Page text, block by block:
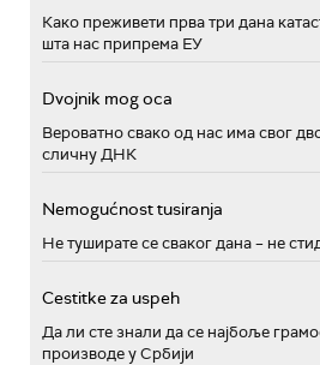
Како преживети прва три дана
шта нас припрема ЕУ
Dvojnik mog oca
Вероватно свако од нас има свог
сличну ДНК
Nemogućnost tusiranja
Не туширате се сваког дана – не
Cestitke za uspeh
Да ли сте знали да се најбоље
производе у Србији